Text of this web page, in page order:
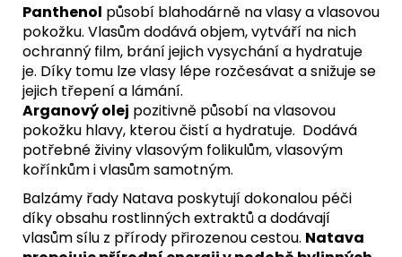
Panthenol působí blahodárně na vlasy a vlasovou
pokožku. Vlasům dodává objem, vytváří na nich
ochranný film, brání jejich vysychání a hydratuje
je. Díky tomu lze vlasy lépe rozčesávat a snižuje se
jejich třepení a lámání.
Arganový olej pozitivně působí na vlasovou
pokožku hlavy, kterou čistí a hydratuje. Dodává
potřebné živiny vlasovým folikulům, vlasovým
kořínkům i vlasům samotným.
Balzámy řady Natava poskytují dokonalou péči
díky obsahu rostlinných extraktů a dodávají
vlasům sílu z přírody přirozenou cestou. Natava